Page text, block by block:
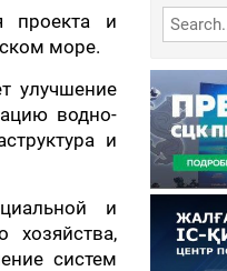
проекта и
море.
улучшение
водно-
и
и
хозяйства,
систем